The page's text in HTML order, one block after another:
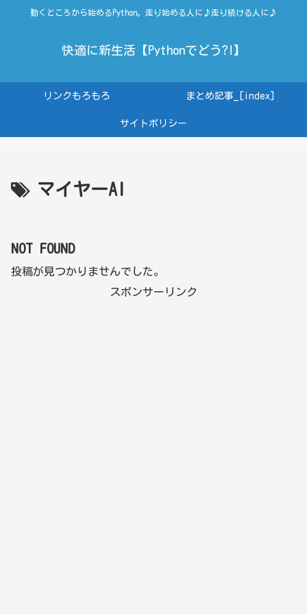
動くところから始めるPython。走り始める人に♪走り続ける人に♪
快適に新生活【Pythonでどう?!】
リンクもろもろ まとめ記事_[index]
サイトポリシー
マイヤーAI
NOT FOUND
投稿が見つかりませんでした。
スポンサーリンク